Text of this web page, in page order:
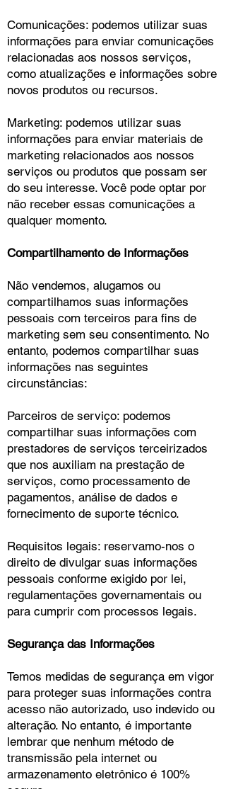
Comunicações: podemos utilizar suas
informações para enviar comunicações
relacionadas aos nossos serviços,
como atualizações e informações sobre
novos produtos ou recursos.
Marketing: podemos utilizar suas
informações para enviar materiais de
marketing relacionados aos nossos
serviços ou produtos que possam ser
do seu interesse. Você pode optar por
não receber essas comunicações a
qualquer momento.
Compartilhamento de Informações
Não vendemos, alugamos ou
compartilhamos suas informações
pessoais com terceiros para fins de
marketing sem seu consentimento. No
entanto, podemos compartilhar suas
informações nas seguintes
circunstâncias:
Parceiros de serviço: podemos
compartilhar suas informações com
prestadores de serviços terceirizados
que nos auxiliam na prestação de
serviços, como processamento de
pagamentos, análise de dados e
fornecimento de suporte técnico.
Requisitos legais: reservamo-nos o
direito de divulgar suas informações
pessoais conforme exigido por lei,
regulamentações governamentais ou
para cumprir com processos legais.
Segurança das Informações
Temos medidas de segurança em vigor
para proteger suas informações contra
acesso não autorizado, uso indevido ou
alteração. No entanto, é importante
lembrar que nenhum método de
transmissão pela internet ou
armazenamento eletrônico é 100%